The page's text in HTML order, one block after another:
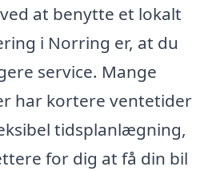
at benytte et lokalt
i Norring er, at du
service. Mange
har kortere ventetider
tidsplanlægning,
for dig at få din bil